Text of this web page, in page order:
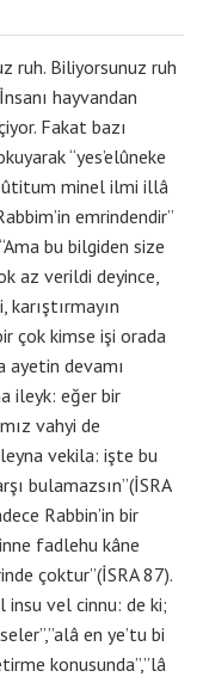
ruh. Biliyorsunuz ruh
hayvandan
Fakat bazı
“yes’elûneke
ûtitum minel ilmi illâ
emrindendir”
bu bilgiden size
az verildi deyince,
çok kimse işi orada
ayetin devamı
ileyk: eğer bir
vahyi de
vekila: işte bu
bulamazsın”(İSRA
Rabbin’in bir
fadlehu kâne
çoktur”(İSRA 87).
vel cinnu: de ki;
en ye’tu bi
konusunda”,”lâ